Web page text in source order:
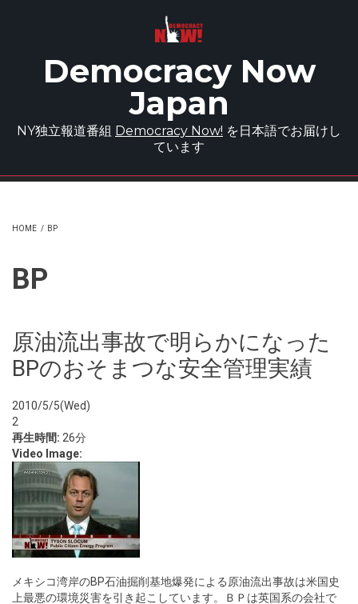
Democracy Now
Japan
NY独立報道番組 Democracy Now! を日本語でお届けし
ています
HOME / BP
BP
原油流出事故で明らかになった
BPのおそまつな安全管理実績
2010/5/5(Wed)
2
再生時間: 26分
Video Image:
メキシコ湾岸のBP石油掘削基地爆発による原油流出事故は米国史
上最悪の環境災害を引き起こしています。ＢＰは英国系の会社で